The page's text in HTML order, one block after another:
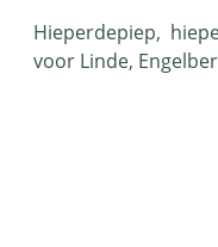
Hieperdepiep,
voor Linde,